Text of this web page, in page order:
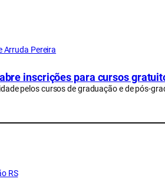
Arruda Pereira
inscrições para cursos
pelos cursos de graduação e de pós-
RS